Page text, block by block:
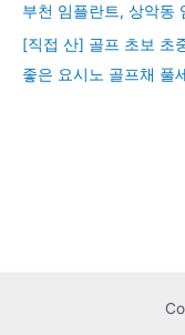
부천 임플란트, 상악동
[직접 산] 골프 초보 초
좋은 요시노 골프채 풀